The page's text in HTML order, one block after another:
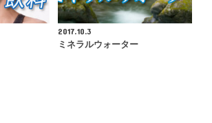
2017.10.3
ミネラルウォーター